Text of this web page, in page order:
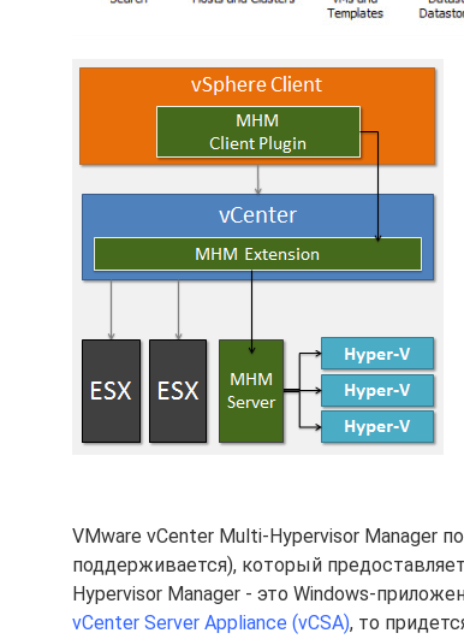
VMware vCenter Multi-Hypervisor Manager
поддерживается), который
Hypervisor Manager - это Windows-
vCenter Server Appliance (vCSA), то